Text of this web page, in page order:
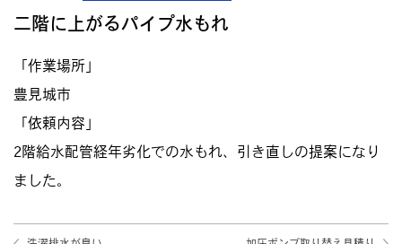
二階に上がるパイプ水もれ
「作業場所」
豊見城市
「依頼内容」
2階給水配管経年劣化での水もれ、引き直しの提案になり
ました。